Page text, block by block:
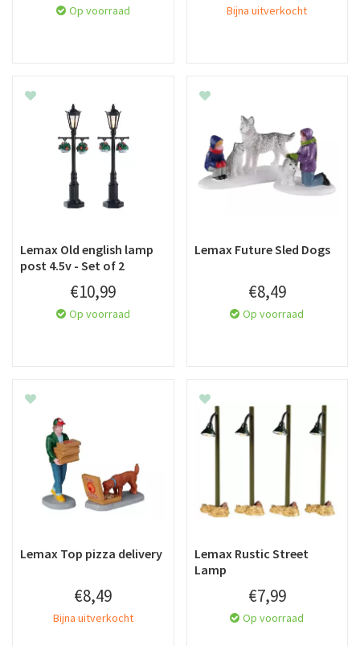
Op voorraad Bijna uitverkocht
Lemax Old english lamp
post 4.5v - Set of 2
€10,99
Op voorraad
Lemax Future Sled Dogs
€8,49
Op voorraad
Lemax Top pizza delivery
€8,49
Bijna uitverkocht
Lemax Rustic Street
Lamp
€7,99
Op voorraad